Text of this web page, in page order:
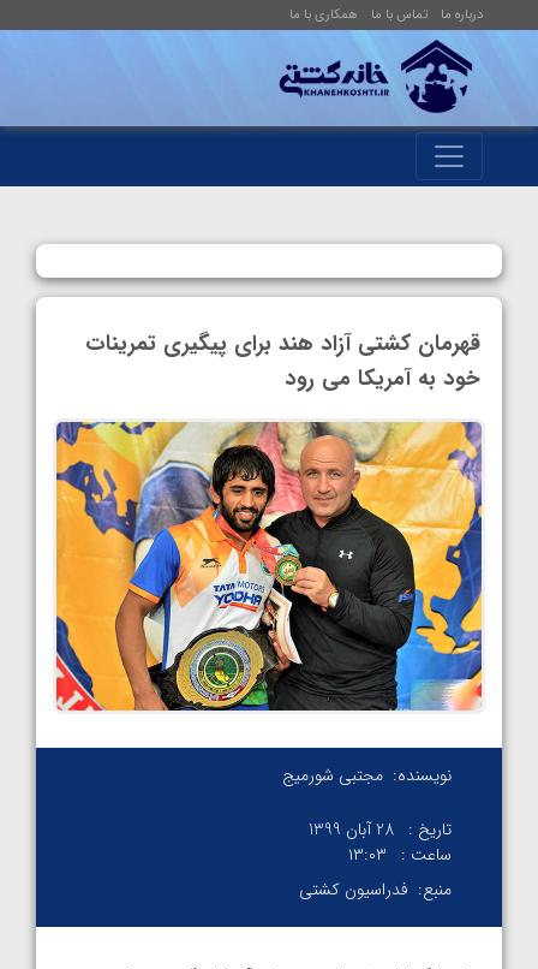
درباره ما تماس با ما همکاری با ما
قهرمان کشتی آزاد هند برای پیگیری تمرینات
خود به آمریکا می رود
نویسنده: مجتبی شورمیج
تاریخ : 28 آبان 1399
ساعت :
۱۳:۰۳
منبع: فدراسیون کشتی